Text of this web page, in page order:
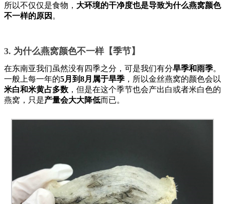
所以不仅仅是食物， 大环境的干净度也是导致为什么燕窝颜色
不一样的原因 。
3. 为什么燕窝颜色不一样【季节】
在东南亚我们虽然没有四季之分，可是我们有分旱季和雨季。
一般上每一年的5月到8月属于旱季 ，所以金丝燕窝的颜色会以
米白和米黄占多数 ，但是在这个季节也会产出白或者米白色的
燕窝，只是产量会大大降低而已。